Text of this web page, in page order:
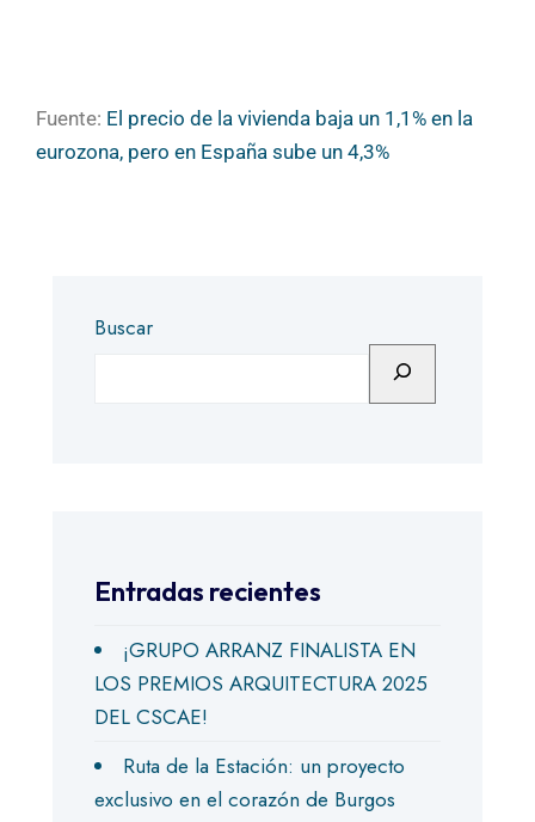
Fuente: El precio de la vivienda baja un 1,1% en la
eurozona, pero en España sube un 4,3%
Buscar
Entradas recientes
¡GRUPO ARRANZ FINALISTA EN
LOS PREMIOS ARQUITECTURA 2025
DEL CSCAE!
Ruta de la Estación: un proyecto
exclusivo en el corazón de Burgos